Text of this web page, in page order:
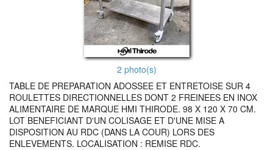
2 photo(s)
TABLE DE PREPARATION ADOSSEE ET ENTRETOISE SUR 4
ROULETTES DIRECTIONNELLES DONT 2 FREINEES EN INOX
ALIMENTAIRE DE MARQUE HMI THIRODE. 98 X 120 X 70 CM.
LOT BENEFICIANT D'UN COLISAGE ET D'UNE MISE A
DISPOSITION AU RDC (DANS LA COUR) LORS DES
ENLEVEMENTS. LOCALISATION : REMISE RDC.